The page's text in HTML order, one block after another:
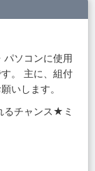
パソコンに使用
。 主に、組付
いします。
るチャンス★ミ